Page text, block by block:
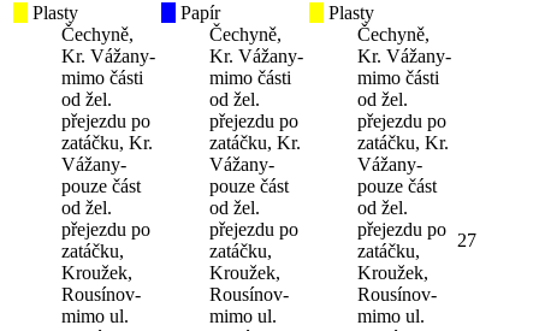
Plasty
Čechyně,
Kr. Vážany-
mimo části
od žel.
přejezdu po
zatáčku, Kr.
Vážany-
pouze část
od žel.
přejezdu po
zatáčku,
Kroužek,
Rousínov-
mimo ul.
Papír
Čechyně,
Kr. Vážany-
mimo části
od žel.
přejezdu po
zatáčku, Kr.
Vážany-
pouze část
od žel.
přejezdu po
zatáčku,
Kroužek,
Rousínov-
mimo ul.
Plasty
Čechyně,
Kr. Vážany-
mimo části
od žel.
přejezdu po
zatáčku, Kr.
Vážany-
pouze část
od žel.
přejezdu po
zatáčku,
Kroužek,
Rousínov-
mimo ul.
27